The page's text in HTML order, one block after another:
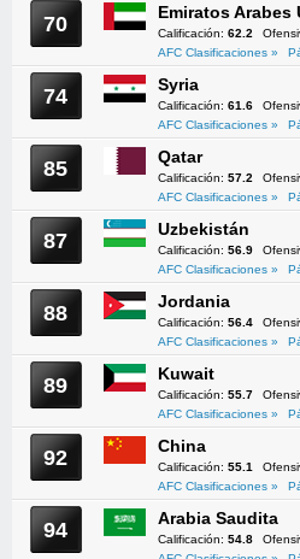
70 Emiratos Arabes
Calificación: 62.2
AFC Clasificaciones »
74 Syria
Calificación: 61.6
AFC Clasificaciones »
85 Qatar
Calificación: 57.2
AFC Clasificaciones »
87 Uzbekistán
Calificación: 56.9
AFC Clasificaciones »
88 Jordania
Calificación: 56.4
AFC Clasificaciones »
89 Kuwait
Calificación: 55.7
AFC Clasificaciones »
92 China
Calificación: 55.1
AFC Clasificaciones »
94 Arabia Saudita
Calificación: 54.8